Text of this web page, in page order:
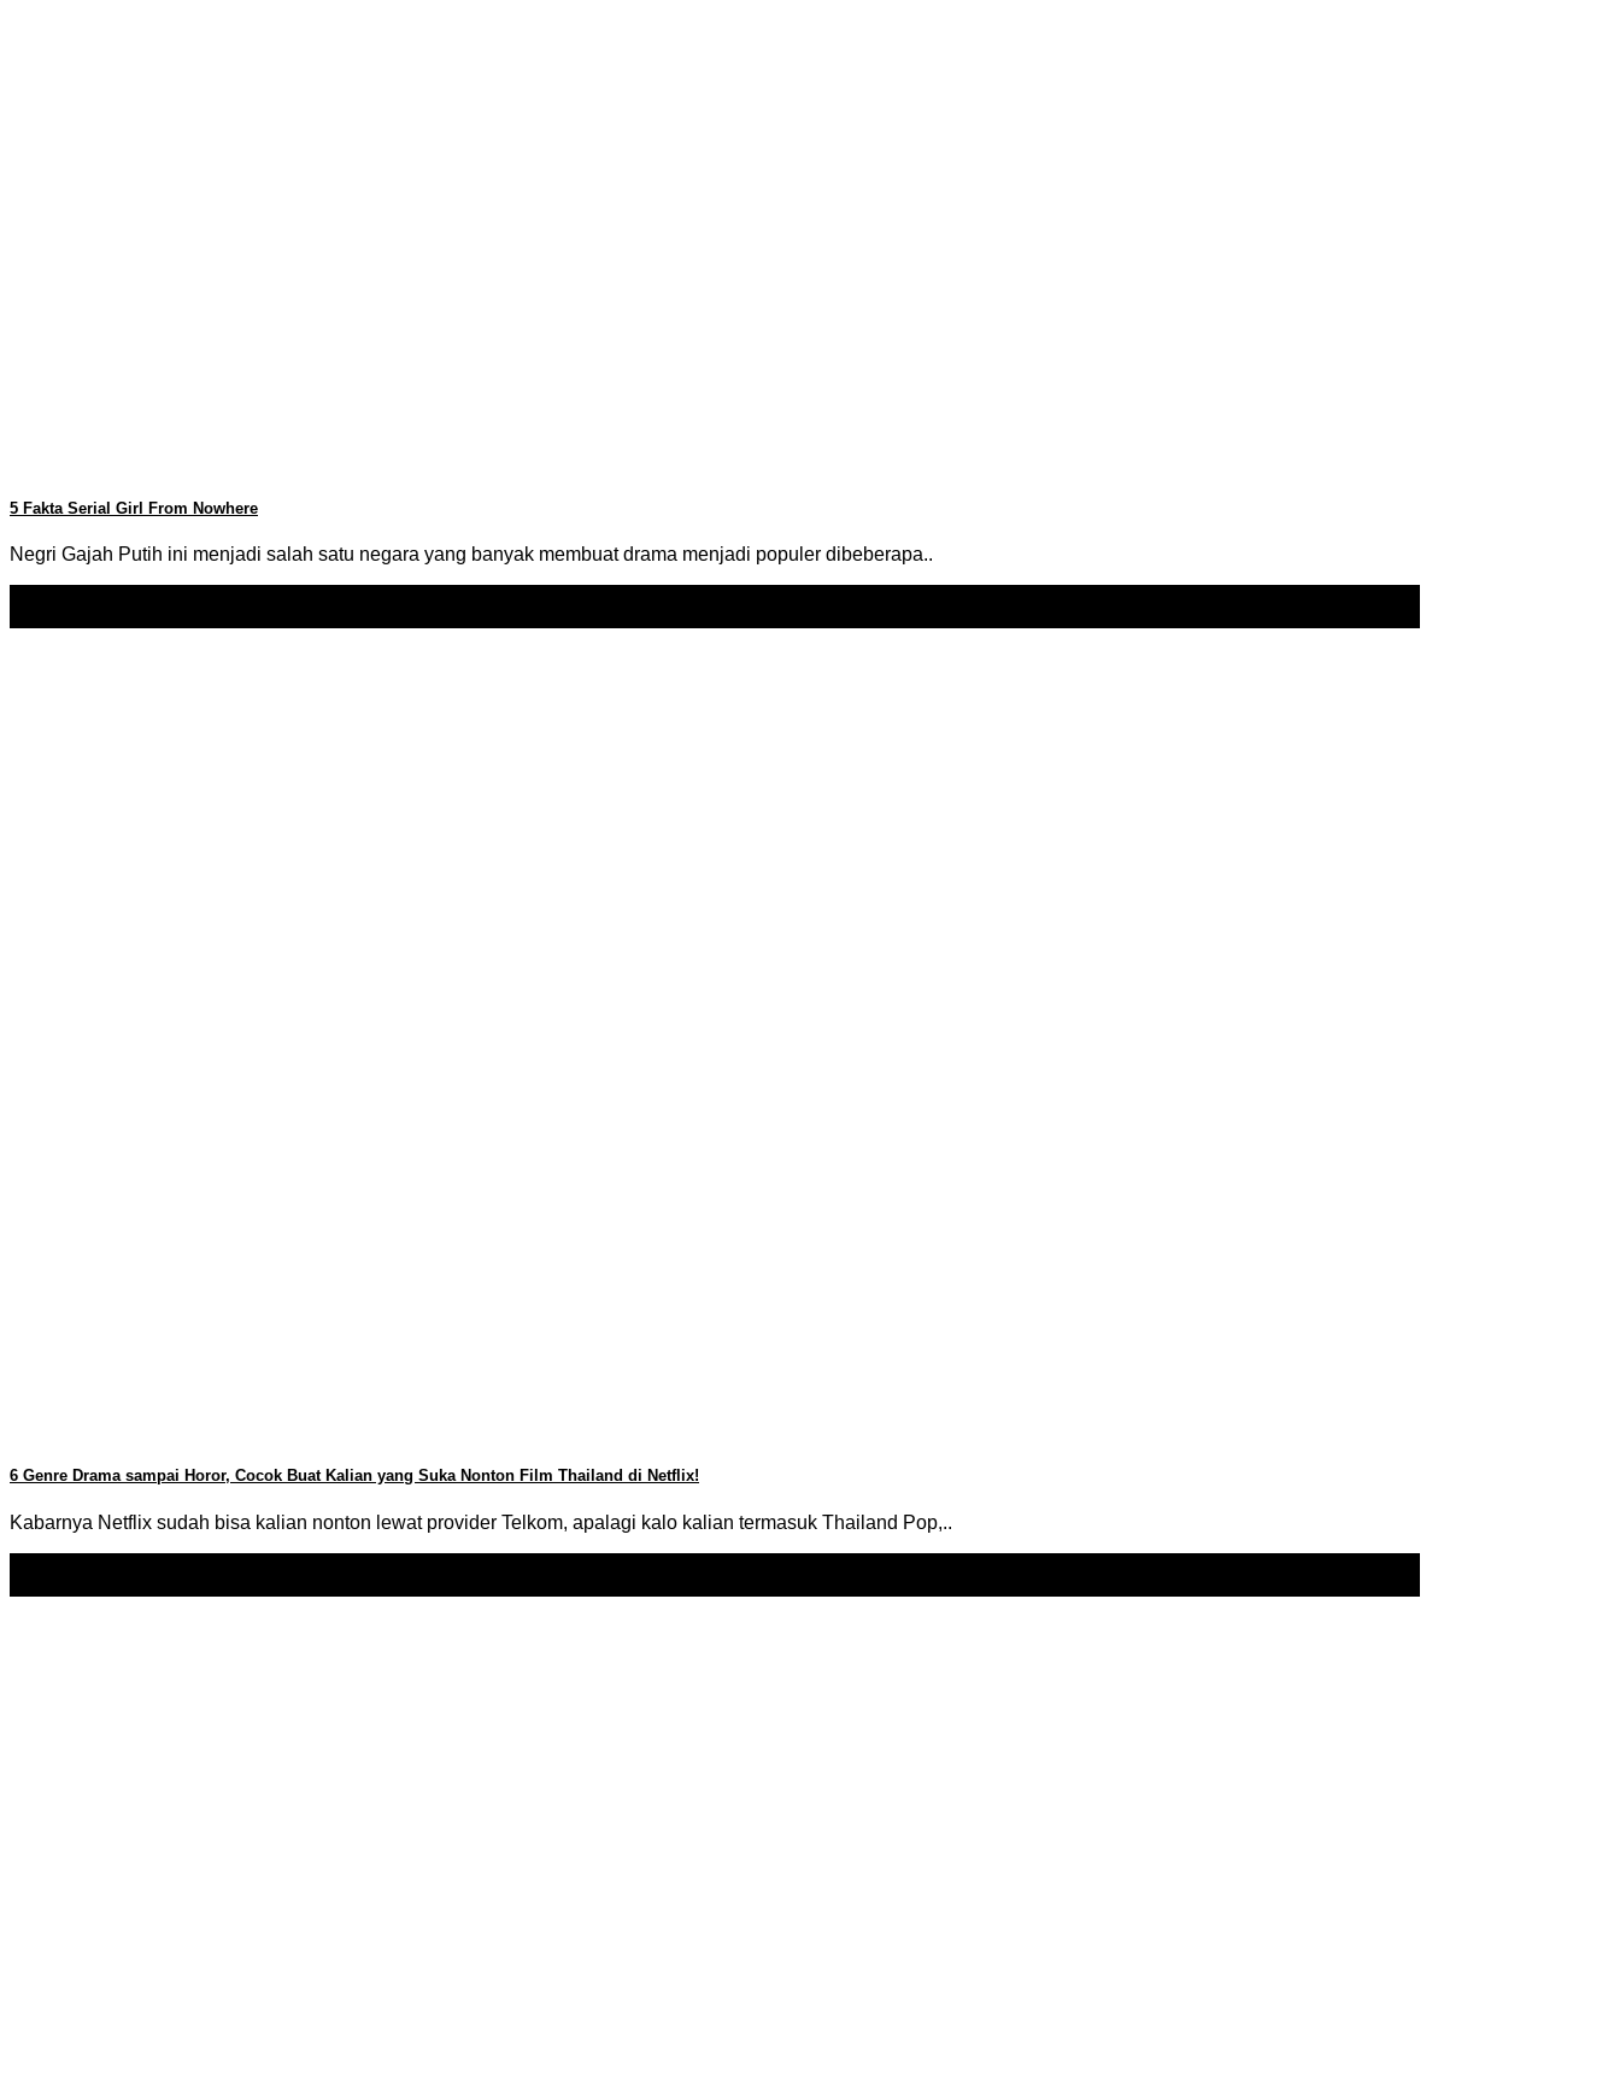
5 Fakta Serial Girl From Nowhere
Negri Gajah Putih ini menjadi salah satu negara yang banyak membuat drama menjadi populer dibeberapa..
6 Genre Drama sampai Horor, Cocok Buat Kalian yang Suka Nonton Film Thailand di Netflix!
Kabarnya Netflix sudah bisa kalian nonton lewat provider Telkom, apalagi kalo kalian termasuk Thailand Pop,..